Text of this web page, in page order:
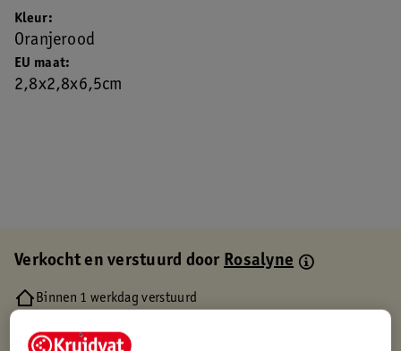
EU maat
2,8x2,8x6,5cm
Kleur
Oranjerood
Verkocht en verstuurd doorRosalyne
Binnen 1 werkdag verstuurd
Gratis retourneren via verkooppartner.